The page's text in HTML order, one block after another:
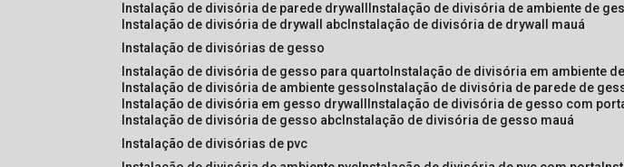
instalação de divisória de parede drywall
instalação de divisória de ambiente de
instalação de divisória de drywall abc instalação de divisória de drywall mauá
instalação de divisórias de gesso
instalação de divisória de gesso para quarto instalação de divisória em ambiente
instalação de divisória de ambiente gesso instalação de divisória de parede de
instalação de divisória em gesso drywall
instalação de divisória de gesso com
instalação de divisória de gesso abc instalação de divisória de gesso mauá
instalação de divisórias de pvc